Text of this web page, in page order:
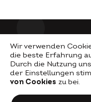
Wir verwenden
die beste Erfahrung
Durch die Nutzung
der Einstellungen
von Cookies zu bei.